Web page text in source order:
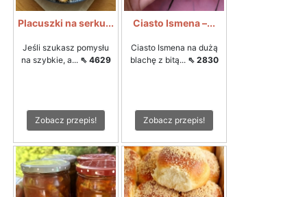
Placuszki na serku...
Jeśli szukasz pomysłu
na szybkie, a... ⇖ 4629
Zobacz przepis!
Ciasto Ismena –...
Ciasto Ismena na dużą
blachę z bitą... ⇖ 2830
Zobacz przepis!